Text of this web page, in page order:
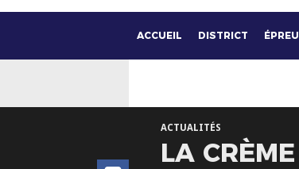
ACCUEIL DISTRICT
ACTUALITÉS
LA